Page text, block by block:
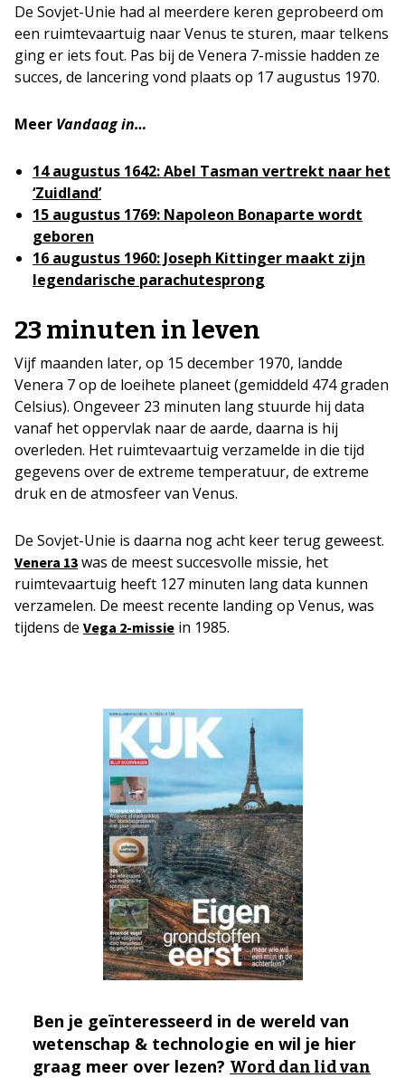
De Sovjet-Unie had al meerdere keren geprobeerd om
een ruimtevaartuig naar Venus te sturen, maar telkens
ging er iets fout. Pas bij de Venera 7-missie hadden ze
succes, de lancering vond plaats op 17 augustus 1970.
Meer Vandaag in…
14 augustus 1642: Abel Tasman vertrekt naar het
‘Zuidland’
15 augustus 1769: Napoleon Bonaparte wordt
geboren
16 augustus 1960: Joseph Kittinger maakt zijn
legendarische parachutesprong
23 minuten in leven
Vijf maanden later, op 15 december 1970, landde
Venera 7 op de loeihete planeet (gemiddeld 474 graden
Celsius). Ongeveer 23 minuten lang stuurde hij data
vanaf het oppervlak naar de aarde, daarna is hij
overleden. Het ruimtevaartuig verzamelde in die tijd
gegevens over de extreme temperatuur, de extreme
druk en de atmosfeer van Venus.
De Sovjet-Unie is daarna nog acht keer terug geweest.
Venera 13 was de meest succesvolle missie, het
ruimtevaartuig heeft 127 minuten lang data kunnen
verzamelen. De meest recente landing op Venus, was
tijdens de Vega 2-missie in 1985.
Ben je geïnteresseerd in de wereld van
wetenschap & technologie en wil je hier
graag meer over lezen? Word dan lid van